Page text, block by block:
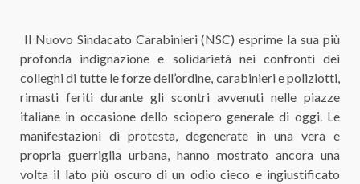
Il Nuovo Sindacato Carabinieri (NSC) esprime la sua più
profonda indignazione e solidarietà nei confronti dei
colleghi di tutte le forze dell’ordine, carabinieri e poliziotti,
rimasti feriti durante gli scontri avvenuti nelle piazze
italiane in occasione dello sciopero generale di oggi. Le
manifestazioni di protesta, degenerate in una vera e
propria guerriglia urbana, hanno mostrato ancora una
volta il lato più oscuro di un odio cieco e ingiustificato